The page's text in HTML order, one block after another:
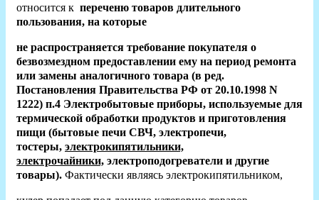
относится к переченю товаров длительного
пользования, на которые
не распространяется требование покупателя о
безвозмездном предоставлении ему на период ремонта
или замены аналогичного товара (в ред.
Постановления Правительства РФ от 20.10.1998 N
1222) п.4 Электробытовые приборы, используемые для
термической обработки продуктов и приготовления
пищи (бытовые печи СВЧ, электропечи,
тостеры, электрокипятильники,
электрочайники, электроподогреватели и другие
товары). Фактически являясь электрокипятильником,